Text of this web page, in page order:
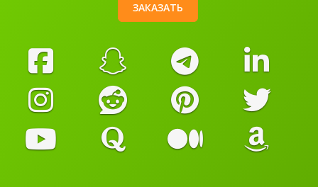
ЗАКАЗАТЬ